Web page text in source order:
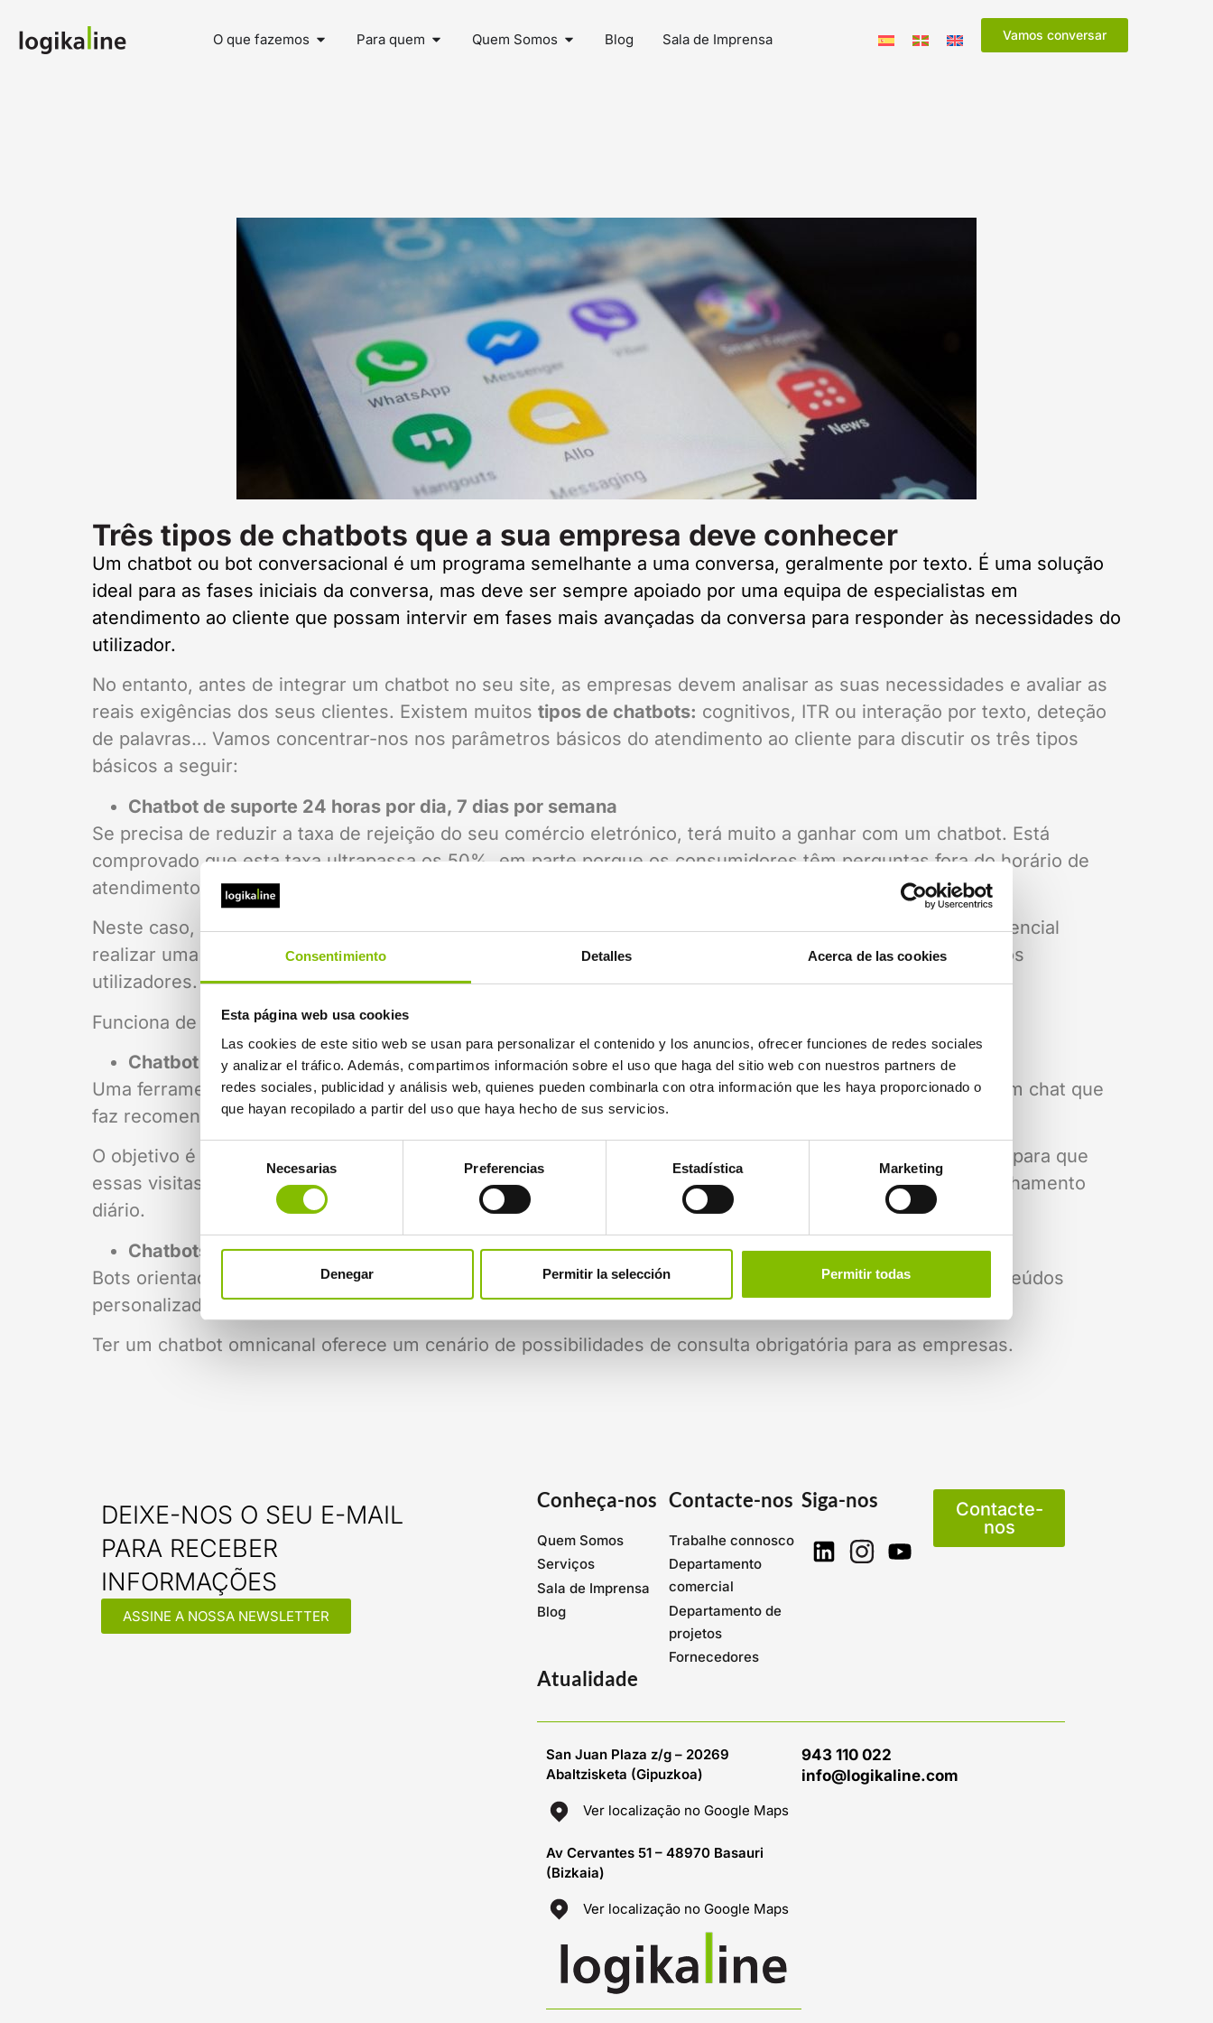
Consentimiento Detalles Acerca de las cookies
Esta página web usa cookies
Las cookies de este sitio web se usan para personalizar el contenido y los anuncios, ofrecer funciones de redes sociales
y analizar el tráfico. Además, compartimos información sobre el uso que haga del sitio web con nuestros partners de
redes sociales, publicidad y análisis web, quienes pueden combinarla con otra información que les haya proporcionado o
que hayan recopilado a partir del uso que haya hecho de sus servicios.
consentimiento
Necesarias Preferencias Estadística Marketing
Denegar Permitir la selección Permitir todas
O que fazemos Para quem Quem Somos Blog Sala de Imprensa Vamos conversar
Três tipos de chatbots que a sua empresa deve conhecer
Um chatbot ou bot conversacional é um programa semelhante a uma conversa, geralmente por texto. É uma solução
ideal para as fases iniciais da conversa, mas deve ser sempre apoiado por uma equipa de especialistas em
atendimento ao cliente que possam intervir em fases mais avançadas da conversa para responder às necessidades do
utilizador.
No entanto, antes de integrar um chatbot no seu site, as empresas devem analisar as suas necessidades e avaliar as
reais exigências dos seus clientes. Existem muitos tipos de chatbots: cognitivos, ITR ou interação por texto, deteção
de palavras… Vamos concentrar-nos nos parâmetros básicos do atendimento ao cliente para discutir os três tipos
básicos a seguir:
Chatbot de suporte 24 horas por dia, 7 dias por semana
Se precisa de reduzir a taxa de rejeição do seu comércio eletrónico, terá muito a ganhar com um chatbot. Está
comprovado que esta taxa ultrapassa os 50%, em parte porque os consumidores têm perguntas fora do horário de
atendimento ao cliente.
Neste caso, estamos a falar de sequências de conversação mais longas e elaboradas, para as quais é essencial
realizar uma pesquisa de palavras-chave e, claro, ter um conhecimento profundo das consultas feitas pelos
utilizadores.
Funciona de forma semelhante a um sistema interativo de perguntas frequentes (FAQ).
Chatbot consultor, também conhecido como gerador de leads.
Uma ferramenta fundamental para converter a curiosidade do consumidor em necessidade. Trata-se de um chat que
faz recomendações dentro do site, mas com base nas consultas do utilizador.
O objetivo é personalizar a experiência do consumidor. Isso requer um trabalho de longo prazo, orientado para que
essas visitas ou primeiros leads se convertam gradualmente em leads qualificados, graças a um acompanhamento
diário.
Chatbots sociais
Bots orientados para o branding. O seu objetivo é potenciar o envolvimento e costumam recomendar conteúdos
personalizados aos visitantes.
Ter um chatbot omnicanal oferece um cenário de possibilidades de consulta obrigatória para as empresas.
DEIXE-NOS O SEU E-MAIL
PARA RECEBER
INFORMAÇÕES
ASSINE A NOSSA NEWSLETTER
Conheça-nos
Quem Somos
Serviços
Sala de Imprensa
Blog
Contacte-nos
Trabalhe connosco
Departamento
comercial
Departamento de
projetos
Fornecedores
Siga-nos
Contacte-
nos
Atualidade
San Juan Plaza z/g – 20269
Abaltzisketa (Gipuzkoa)
Ver localização no Google Maps
Av Cervantes 51 – 48970 Basauri
(Bizkaia)
Ver localização no Google Maps
943 110 022
info@logikaline.com